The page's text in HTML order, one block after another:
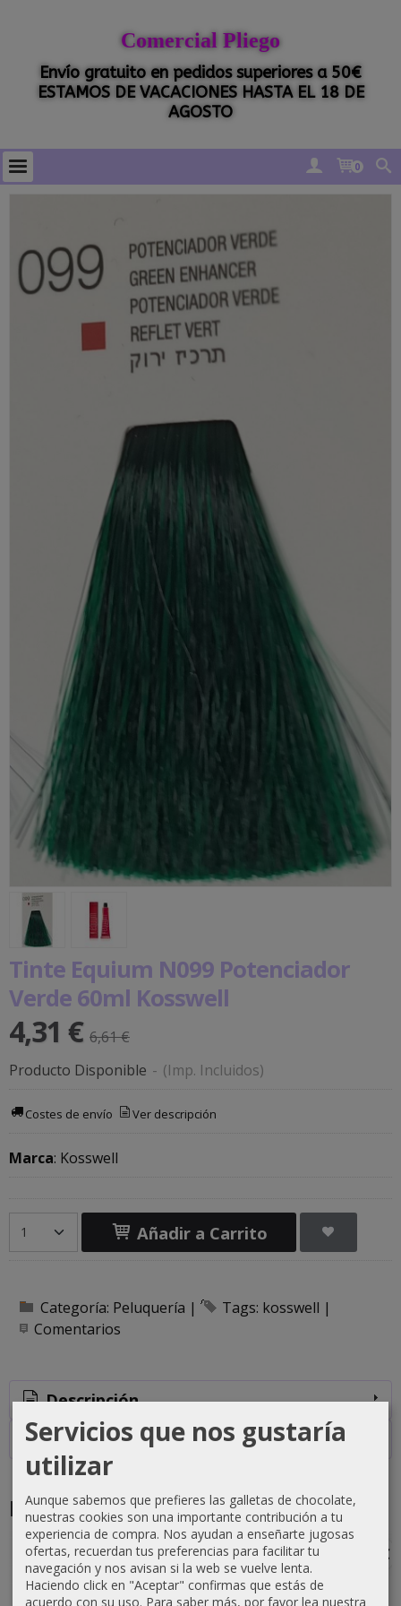
Comercial Pliego
Envío gratuito en pedidos superiores a 50€
ESTAMOS DE VACACIONES HASTA EL 18 DE
AGOSTO
0
Tinte Equium N099 Potenciador
Verde 60ml Kosswell
4,31 € 6,61 €
Producto Disponible - (Imp. Incluidos)
Costes de envío Ver descripción
Marca: Kosswell
Añadir a Carrito
Categoría: Peluquería | Tags: kosswell |
Comentarios
Descripción
Costes de Envío
Productos Relacionados
-1 € -0 € -3 € -3 €
Servicios que nos gustaría
utilizar
Aunque sabemos que prefieres las galletas de chocolate,
nuestras cookies son una importante contribución a tu
experiencia de compra. Nos ayudan a enseñarte jugosas
ofertas, recuerdan tus preferencias para facilitar tu
navegación y nos avisan si la web se vuelve lenta.
Haciendo click en "Aceptar" confirmas que estás de
acuerdo con su uso. Para saber más, por favor lea nuestra